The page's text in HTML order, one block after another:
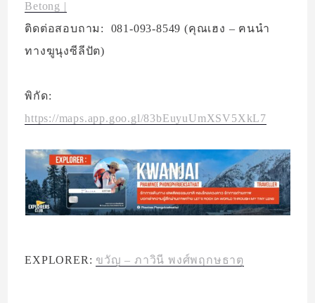
Betong |
ติดต่อสอบถาม: 081-093-8549 (คุณเฮง – ฅนนำ
ทางฆูนุงซีลีปัต)
พิกัด:
https://maps.app.goo.gl/83bEuyuUmXSV5XkL7
EXPLORER: ขวัญ – ภาวินี พงศ์พฤกษธาตุ